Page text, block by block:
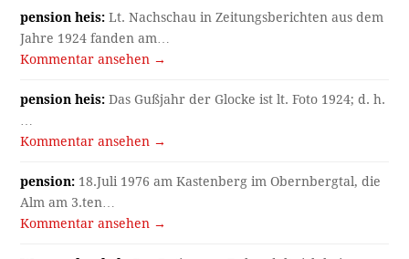
pension heis: Lt. Nachschau in Zeitungsberichten aus dem
Jahre 1924 fanden am…
Kommentar ansehen →
pension heis: Das Gußjahr der Glocke ist lt. Foto 1924; d. h.
…
Kommentar ansehen →
pension: 18.Juli 1976 am Kastenberg im Obernbergtal, die
Alm am 3.ten…
Kommentar ansehen →